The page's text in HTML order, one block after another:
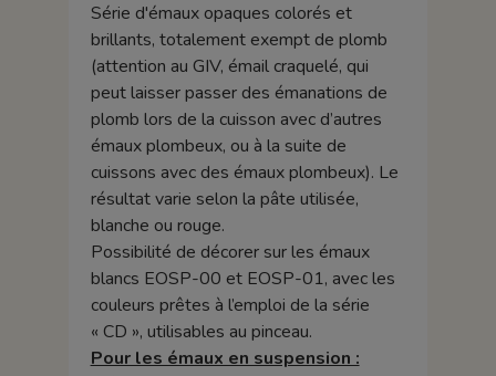
Série d'émaux opaques colorés et
brillants, totalement exempt de plomb
(attention au GIV, émail craquelé, qui
peut laisser passer des émanations de
plomb lors de la cuisson avec d’autres
émaux plombeux, ou à la suite de
cuissons avec des émaux plombeux). Le
résultat varie selon la pâte utilisée,
blanche ou rouge.
Possibilité de décorer sur les émaux
blancs EOSP-00 et EOSP-01, avec les
couleurs prêtes à l’emploi de la série
« CD », utilisables au pinceau.
Pour les émaux en suspension :